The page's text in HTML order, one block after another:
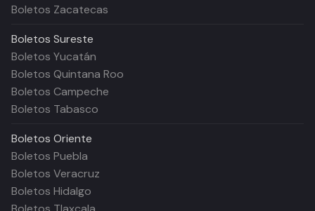
Boletos Zacatecas
Boletos Sureste
Boletos Yucatán
Boletos Quintana Roo
Boletos Campeche
Boletos Tabasco
Boletos Oriente
Boletos Puebla
Boletos Veracruz
Boletos Hidalgo